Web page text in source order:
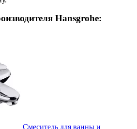
Hansgrohe:
Смеситель для ванны и